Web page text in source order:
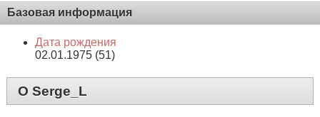
Базовая информация
Дата рождения
02.01.1975 (51)
О Serge_L